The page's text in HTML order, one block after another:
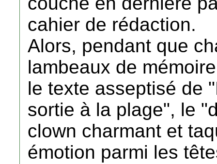
cahier de rédaction.
Alors, pendant que
lambeaux de
le texte asseptisé de
sortie à la plage", le
clown charmant et
émotion parmi les